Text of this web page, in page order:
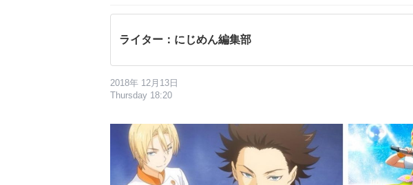
ライター：にじめん編集部
2018年 12月13日
Thursday 18:20